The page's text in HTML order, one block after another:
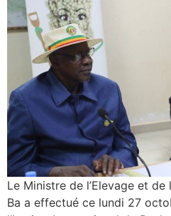
Le Ministre de l’Elevage et
Ba a effectué ce lundi 27